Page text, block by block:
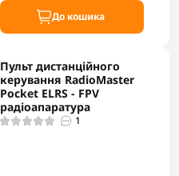
До кошика
Пульт дистанційного
керування RadioMaster
Pocket ELRS - FPV
радіоапаратура
1